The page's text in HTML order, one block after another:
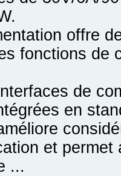
offre
fonctions de
de
en
et
...